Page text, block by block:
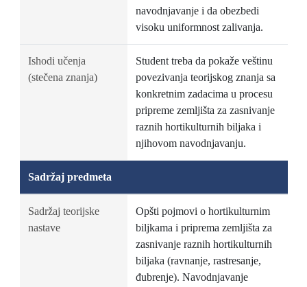
navodnjavanje i da obezbedi
visoku uniformnost zalivanja.
Ishodi učenja
(stečena znanja)
Student treba da pokaže veštinu
povezivanja teorijskog znanja sa
konkretnim zadacima u procesu
pripreme zemljišta za zasnivanje
raznih hortikulturnih biljaka i
njihovom navodnjavanju.
Sadržaj predmeta
Sadržaj teorijske
nastave
Opšti pojmovi o hortikulturnim
biljkama i priprema zemljišta za
zasnivanje raznih hortikulturnih
biljaka (ravnanje, rastresanje,
đubrenje). Navodnjavanje